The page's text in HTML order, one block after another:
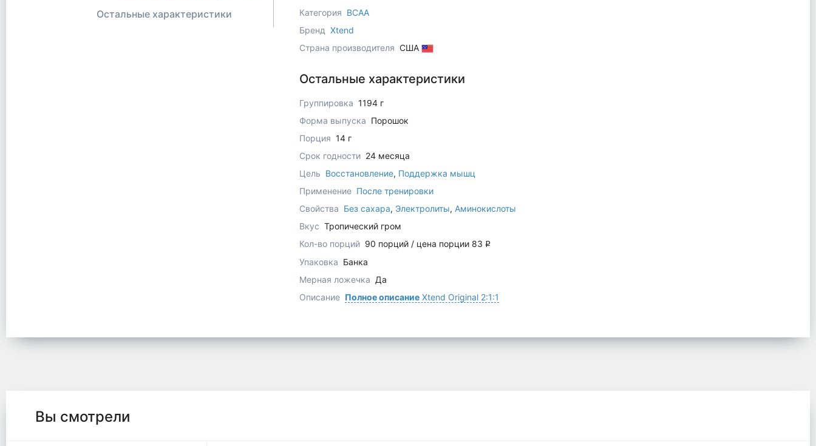
Остальные характеристики
Категория BCAA
Бренд Xtend
Страна производителя США
Остальные характеристики
Группировка 1194 г
Форма выпуска Порошок
Порция 14 г
Срок годности 24 месяца
Цель Восстановление, Поддержка мышц
Применение После тренировки
Свойства Без сахара, Электролиты, Аминокислоты
Вкус Тропический гром
Кол-во порций 90 порций / цена порции 83 q
Упаковка Банка
Мерная ложечка Да
Описание Полное описаниеXtend Original 2:1:1
Вы смотрели